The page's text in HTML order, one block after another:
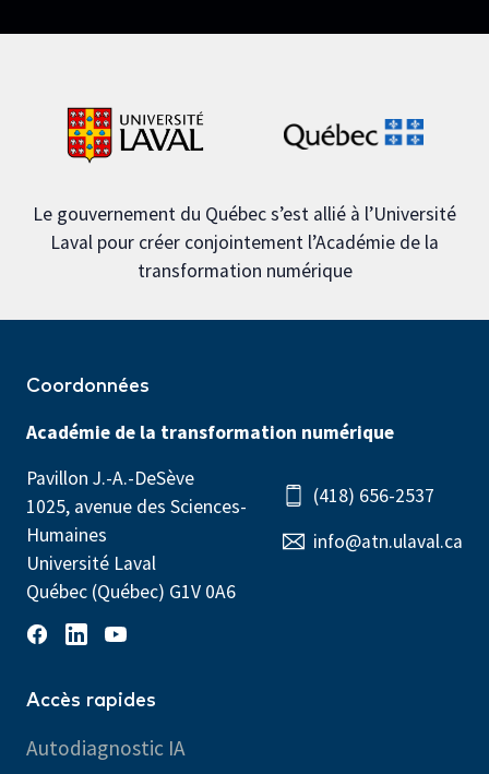
Le gouvernement du Québec s’est allié à l’Université
Laval pour créer conjointement l’Académie de la
transformation numérique
Coordonnées
Académie de la transformation numérique
Pavillon J.-A.-DeSève
1025, avenue des Sciences-
Humaines
Université Laval
Québec (Québec) G1V 0A6
(418) 656-2537
info@atn.ulaval.ca
Accès rapides
Autodiagnostic IA